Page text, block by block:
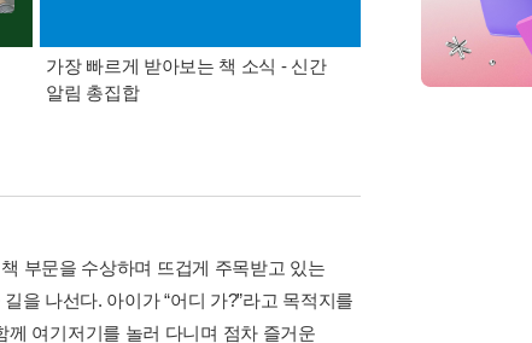
가장 빠르게 받아보는 책 소식 - 신간
알림 총집합
경기컬처패스 1만
부문을 수상하며 뜨겁게 주목받고 있는
을 나선다. 아이가 “어디 가?”라고 목적지를
께 여기저기를 놀러 다니며 점차 즐거운